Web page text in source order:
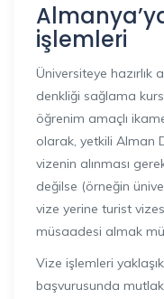
işlemleri
Üniversiteye hazırlık
denkliği sağlama
öğrenim amaçlı
olarak, yetkili Alman
vizenin alınması
değilse (örneğin
vize yerine turist
müsaadesi almak
Vize işlemleri
başvurusunda